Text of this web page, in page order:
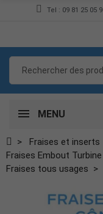
Tel : 09 81 25 05
MENU
Fraises et inserts
Fraises Embout
Fraises tous usages